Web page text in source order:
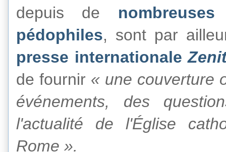
depuis de
pédophiles, sont par
presse internationale
de fournir « une couverture
événements, des
l'actualité de l'Église
Rome ».